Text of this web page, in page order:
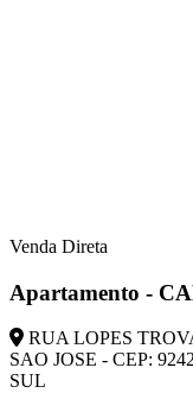
Venda Direta
Apartamento -
RUA LOPES
SAO JOSE - CEP:
SUL